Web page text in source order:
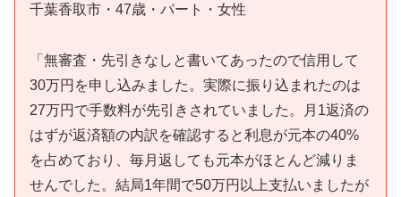
千葉香取市・47歳・パート・女性
「無審査・先引きなしと書いてあったので信用して
30万円を申し込みました。実際に振り込まれたのは
27万円で手数料が先引きされていました。月1返済の
はずが返済額の内訳を確認すると利息が元本の40%
を占めており、毎月返しても元本がほとんど減りま
せんでした。結局1年間で50万円以上支払いましたが